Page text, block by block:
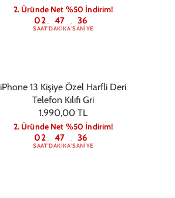
2. Üründe Net %50 İndirim!
02
SAAT: 47
DAKIKA: 36
SANIYE
iPhone 13 Kişiye Özel Harfli Deri
Telefon Kılıfı Gri
1.990,00 TL
2. Üründe Net %50 İndirim!
02
SAAT: 47
DAKIKA: 36
SANIYE